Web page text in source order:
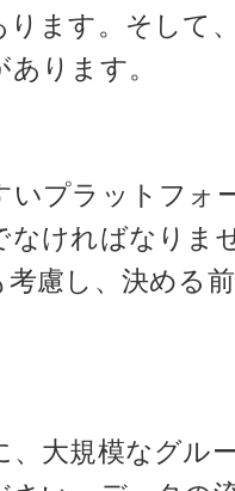
ます。そして
ります。
プラットフォ
なければなりま
慮し、決める
大規模なグル